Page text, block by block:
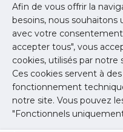
Afin de vous offrir la
besoins, nous souhaitons
avec votre
accepter tous", vous
cookies, utilisés par
Ces cookies servent à
fonctionnement
notre site. Vous pouvez
"Fonctionnels
[wppb-register
redirect_url="https://
urps/"]